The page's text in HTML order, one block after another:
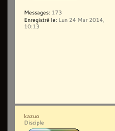
Messages: 173
Enregistré le: Lun 24 Mar 2014,
10:13
kazuo
Disciple